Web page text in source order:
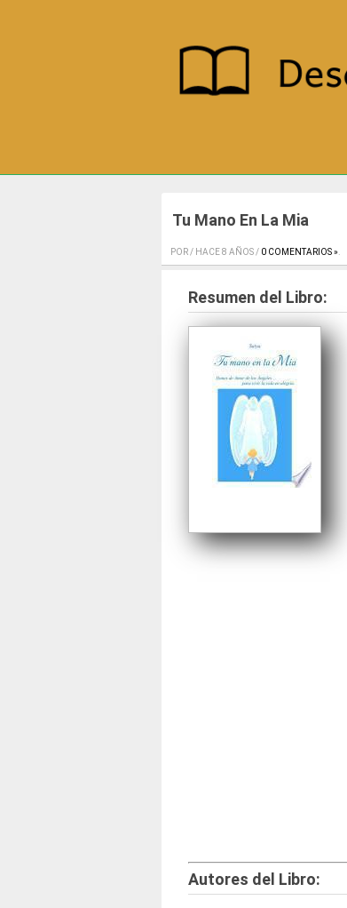
Tu Mano En La Mia
POR / HACE 8 AÑOS / 0 COMENTARIOS »
Resumen del Libro:
Autores del Libro: